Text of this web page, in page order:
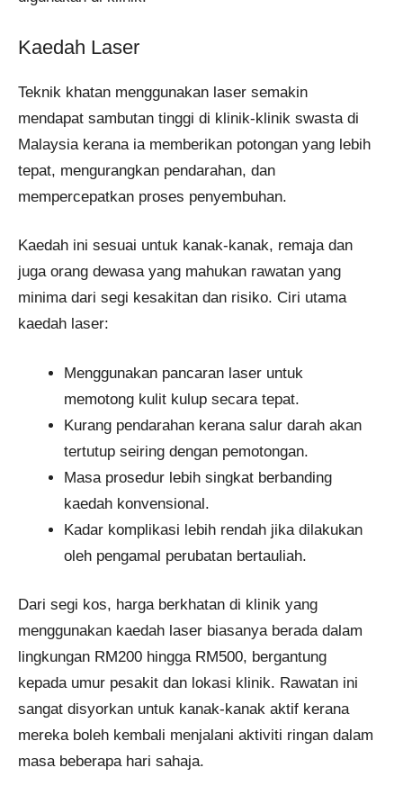
Kaedah Laser
Teknik khatan menggunakan laser semakin
mendapat sambutan tinggi di klinik-klinik swasta di
Malaysia kerana ia memberikan potongan yang lebih
tepat, mengurangkan pendarahan, dan
mempercepatkan proses penyembuhan.
Kaedah ini sesuai untuk kanak-kanak, remaja dan
juga orang dewasa yang mahukan rawatan yang
minima dari segi kesakitan dan risiko. Ciri utama
kaedah laser:
Menggunakan pancaran laser untuk
memotong kulit kulup secara tepat.
Kurang pendarahan kerana salur darah akan
tertutup seiring dengan pemotongan.
Masa prosedur lebih singkat berbanding
kaedah konvensional.
Kadar komplikasi lebih rendah jika dilakukan
oleh pengamal perubatan bertauliah.
Dari segi kos, harga berkhatan di klinik yang
menggunakan kaedah laser biasanya berada dalam
lingkungan RM200 hingga RM500, bergantung
kepada umur pesakit dan lokasi klinik. Rawatan ini
sangat disyorkan untuk kanak-kanak aktif kerana
mereka boleh kembali menjalani aktiviti ringan dalam
masa beberapa hari sahaja.